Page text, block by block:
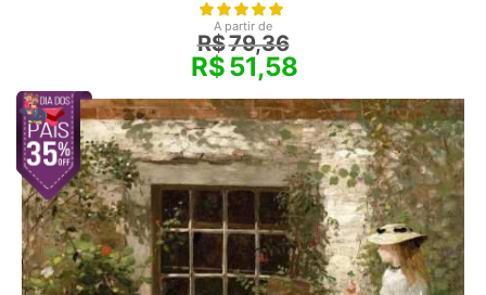
A partir de
R$79,36
R$51,58